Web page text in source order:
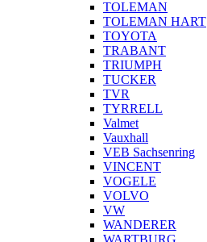
TOLEMAN
TOLEMAN HART
TOYOTA
TRABANT
TRIUMPH
TUCKER
TVR
TYRRELL
Valmet
Vauxhall
VEB Sachsenring
VINCENT
VOGELE
VOLVO
VW
WANDERER